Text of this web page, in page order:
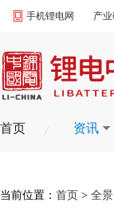
手机锂电网 产
首页 资讯
当前位置： 首页 > 全景